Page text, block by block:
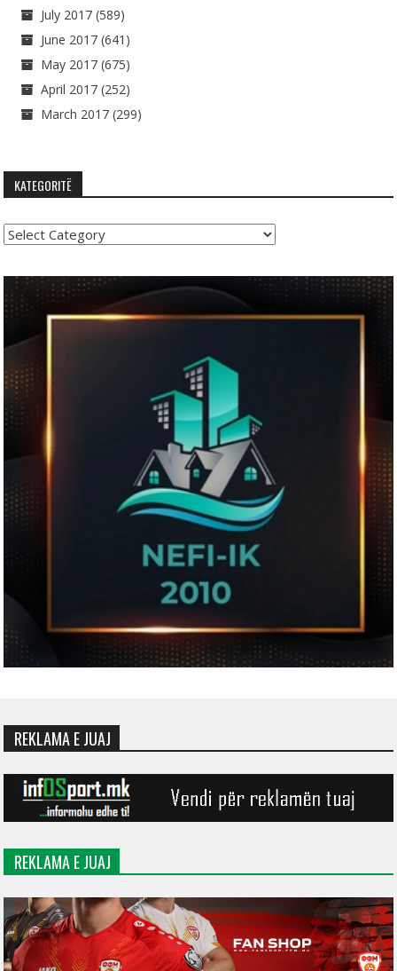
July 2017 (589)
June 2017 (641)
May 2017 (675)
April 2017 (252)
March 2017 (299)
KATEGORITË
Kategoritë
REKLAMA E JUAJ
REKLAMA E JUAJ